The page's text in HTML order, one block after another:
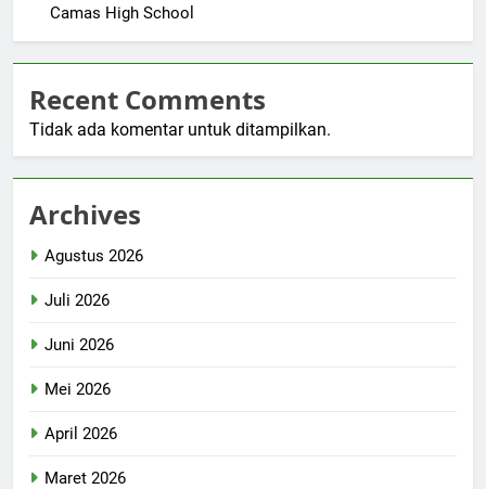
Camas High School
Recent Comments
Tidak ada komentar untuk ditampilkan.
Archives
Agustus 2026
Juli 2026
Juni 2026
Mei 2026
April 2026
Maret 2026